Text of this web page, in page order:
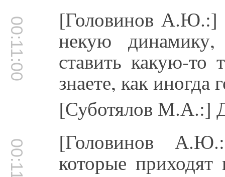
00:11:00 [Головинов А.Ю.:]
некую
ставить какую-то
знаете, как иногда
[Суботялов М.А.:]
[Головинов
которые